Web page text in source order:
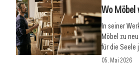
Wo Möbel
In seiner
Möbel zu
für die Seele
05. Mai 2026